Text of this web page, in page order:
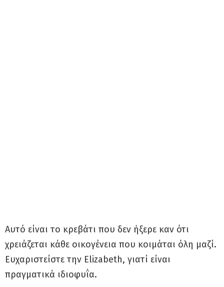
Αυτό είναι το κρεβάτι που δεν ήξερε καν ότι
χρειάζεται κάθε οικογένεια που κοιμάται όλη μαζί.
Ευχαριστείστε την Elizabeth, γιατί είναι
πραγματικά ιδιοφυΐα.